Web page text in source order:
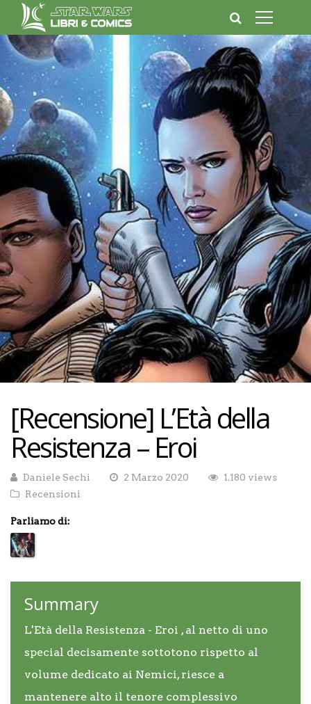
[Recensione] L’Età della
Resistenza – Eroi
Daniele Sechi 2 Marzo 2020
1.180 views
Recensioni
Parliamo di:
Summary
L'Età della Resistenza - Eroi , al netto di uno
special decisamente sottotono rispetto al
volume dedicato ai Nemici, riesce a
mantenere alto il tenore complessivo